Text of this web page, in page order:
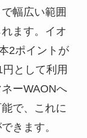
幅広い範囲
ます。イオ
2ポイントが
として利用
ーWAONへ
で、これに
きます。